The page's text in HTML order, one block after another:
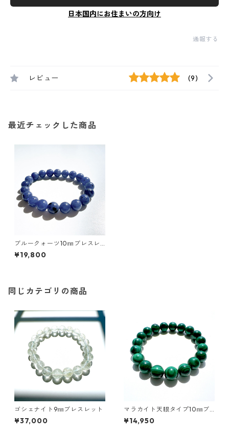
日本国内にお住まいの方向け
通報する
レビュー (9)
最近チェックした商品
ブルークォーツ10㎜ブレスレ
ット
¥19,800
同じカテゴリの商品
ゴシェナイト9㎜ブレスレット
¥37,000
マラカイト天眼タイプ10㎜ブ
レスレット
¥14,950